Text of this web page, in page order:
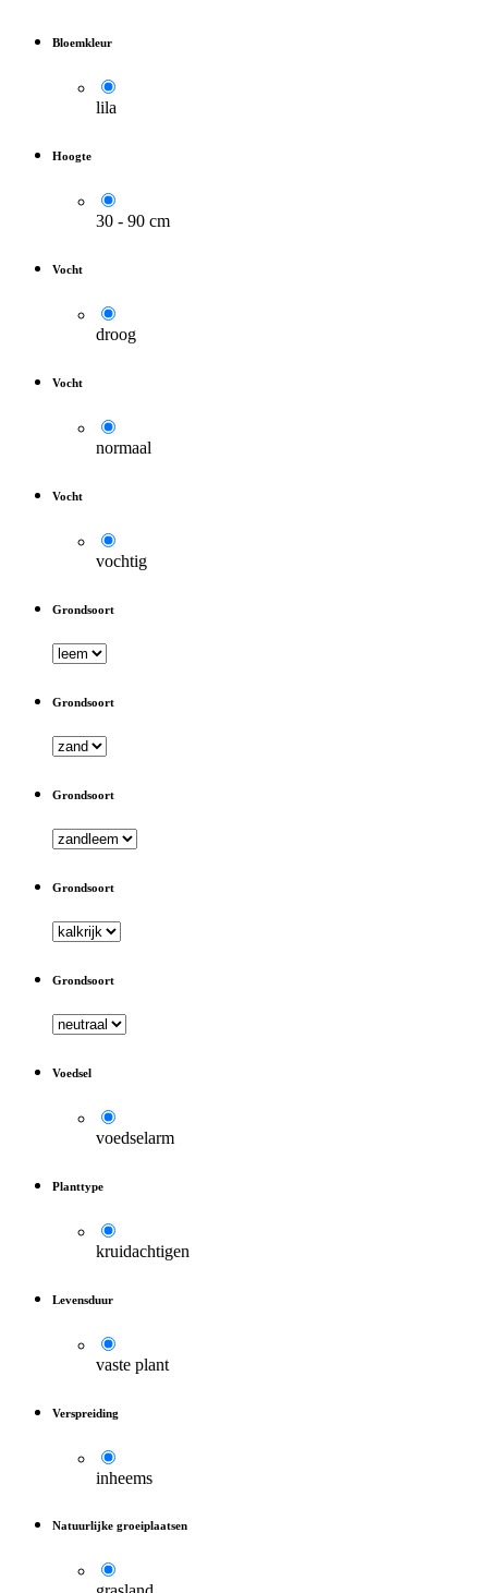
Bloemkleur
lila
Hoogte
30 - 90 cm
Vocht
droog
Vocht
normaal
Vocht
vochtig
Grondsoort
Grondsoort
Grondsoort
Grondsoort
Grondsoort
Voedsel
voedselarm
Planttype
kruidachtigen
Levensduur
vaste plant
Verspreiding
inheems
Natuurlijke groeiplaatsen